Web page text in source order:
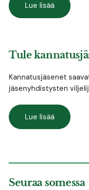
Lue lisää
Tule
Kannatusjäsenet
jäsenyhdistysten
Lue lisää
Seuraa somessa